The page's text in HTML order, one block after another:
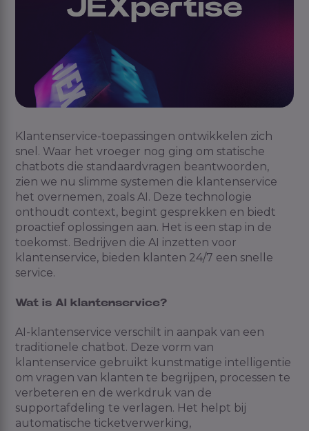
Klantenservice-toepassingen ontwikkelen zich
snel. Waar het vroeger nog ging om statische
chatbots die standaardvragen beantwoorden,
zien we nu slimme systemen die klantenservice
het overnemen, zoals AI . Deze technologie
onthoudt context, begint gesprekken en biedt
proactief oplossingen aan. Het is een stap in de
toekomst. Bedrijven die AI inzetten voor
klantenservice, bieden klanten 24/7 een snelle
service.
Wat is AI klantenservice?
AI-klantenservice verschilt in aanpak van een
traditionele chatbot. Deze vorm van
klantenservice gebruikt kunstmatige intelligentie
om vragen van klanten te begrijpen, processen te
verbeteren en de werkdruk van de
supportafdeling te verlagen. Het helpt bij
automatische ticketverwerking,